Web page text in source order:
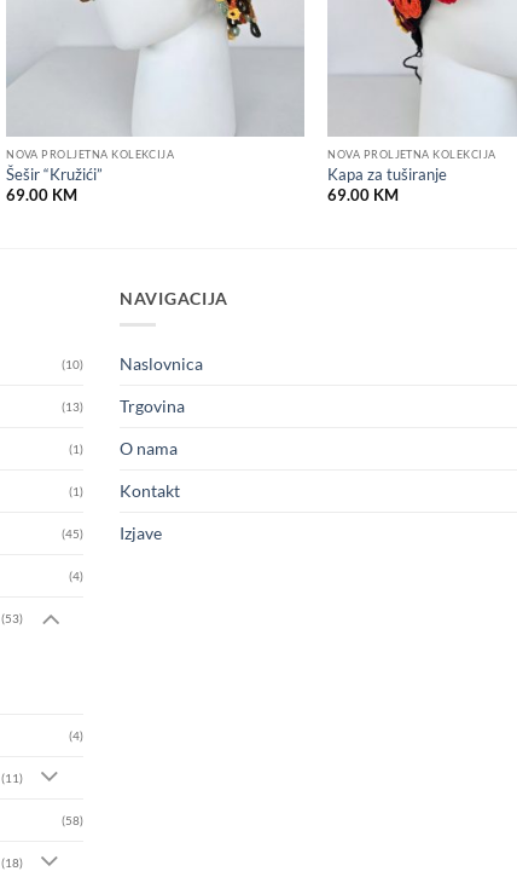
NOVA PROLJETNA KOLEKCIJA
Šešir “Kružići”
69.00 KM
NOVA PROLJETNA KOLEKCIJA
Kapa za tuširanje
69.00 KM
(10)
(13)
(1)
(1)
(45)
(4)
(53)
(4)
(11)
(58)
(18)
NAVIGACIJA
Naslovnica
Trgovina
O nama
Kontakt
Izjave